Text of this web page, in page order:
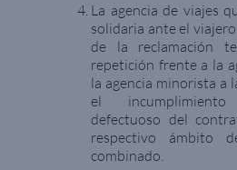
La agencia de viajes
solidaria ante el
de la reclamación
repetición frente a la
la agencia minorista a
el
defectuoso del
respectivo ámbito
combinado.